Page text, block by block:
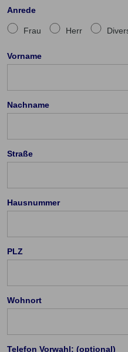
Die eingesetzten Cookies
Anrede
Frau Herr
Vorname
Nachname
Straße
Hausnummer
PLZ
Wohnort
Telefon Vorwahl: (optional)